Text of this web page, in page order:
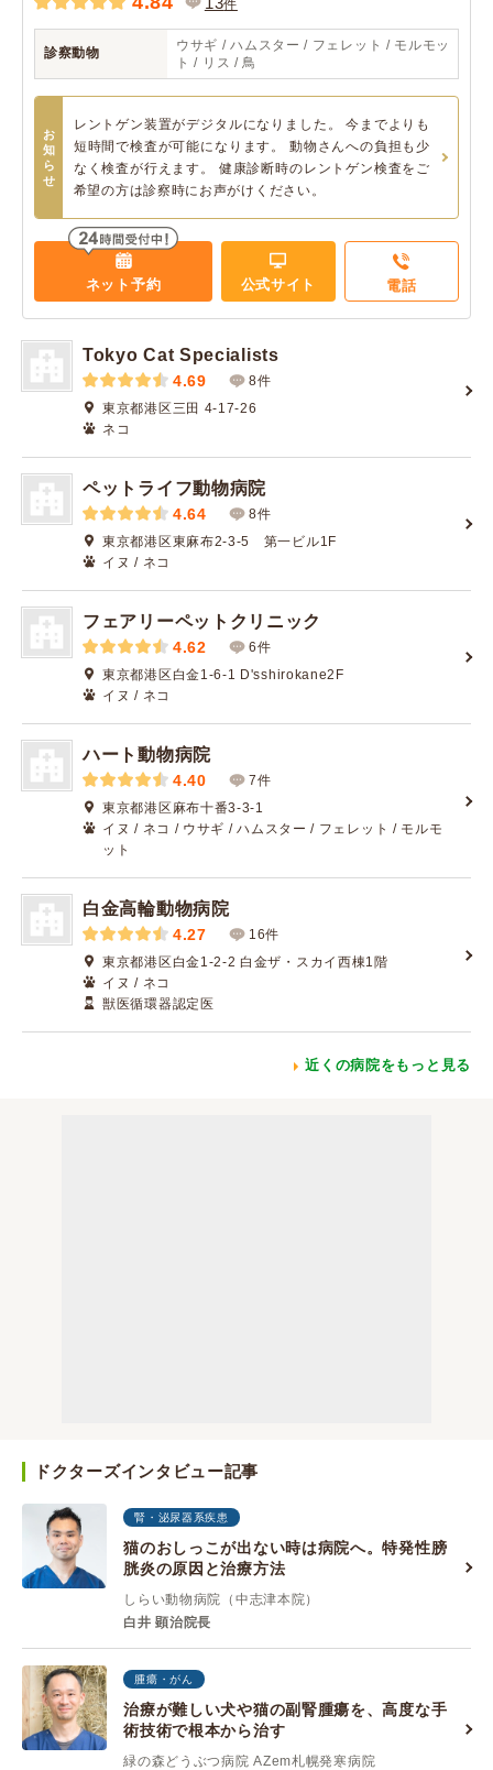
件
診察動物
ウサギ / ハムスター / フェレット / モルモッ
ト / リス / 鳥
お
知
ら
せ
レントゲン装置がデジタルになりました。 今までよりも
短時間で検査が可能になります。 動物さんへの負担も少
なく検査が行えます。 健康診断時のレントゲン検査をご
希望の方は診察時にお声がけください。
ネット予約 公式サイト 電話
Tokyo Cat Specialists
4.69
8件
東京都港区三田 4-17-26
ネコ
ペットライフ動物病院
4.64
8件
東京都港区東麻布2-3-5 第一ビル1F
イヌ / ネコ
フェアリーペットクリニック
4.62
6件
東京都港区白金1-6-1 D'sshirokane2F
イヌ / ネコ
ハート動物病院
4.40
7件
東京都港区麻布十番3-3-1
イヌ / ネコ / ウサギ / ハムスター / フェレット / モルモ
ット
白金高輪動物病院
4.27
16件
東京都港区白金1-2-2 白金ザ・スカイ西棟1階
イヌ / ネコ
獣医循環器認定医
近くの病院をもっと見る
ドクターズインタビュー記事
腎・泌尿器系疾患
猫のおしっこが出ない時は病院へ。特発性膀
胱炎の原因と治療方法
しらい動物病院（中志津本院）
白井 顕治院長
腫瘍・がん
治療が難しい犬や猫の副腎腫瘍を、高度な手
術技術で根本から治す
緑の森どうぶつ病院 AZem札幌発寒病院